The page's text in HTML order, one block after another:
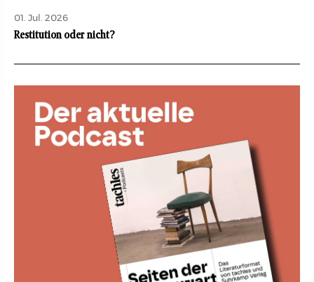
01. Jul. 2026
Restitution oder nicht?